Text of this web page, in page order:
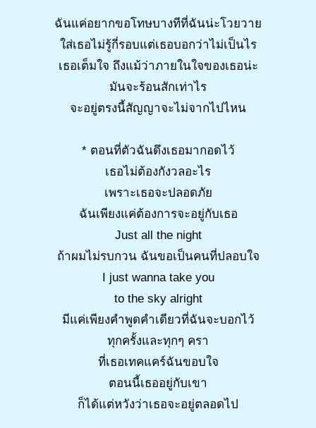
ฉันแค่อยากขอโทษบางทีที่ฉันน่ะโวยวาย
ใส่เธอไม่รู้กี่รอบแต่เธอบอกว่าไม่เป็นไร
เธอเต็มใจ ถึงแม้ว่าภายในใจของเธอน่ะ
มันจะร้อนสักเท่าไร
จะอยู่ตรงนี้สัญญาจะไม่จากไปไหน
* ตอนที่ตัวฉันดึงเธอมากอดไว้
เธอไม่ต้องกังวลอะไร
เพราะเธอจะปลอดภัย
ฉันเพียงแค่ต้องการจะอยู่กับเธอ
Just all the night
ถ้าผมไม่รบกวน ฉันขอเป็นคนที่ปลอบใจ
I just wanna take you
to the sky alright
มีแค่เพียงคำพูดคำเดียวที่ฉันจะบอกไว้
ทุกครั้งและทุกๆ ครา
ที่เธอเทคแคร์ฉันขอบใจ
ตอนนี้เธออยู่กับเขา
ก็ได้แต่หวังว่าเธอจะอยู่ตลอดไป